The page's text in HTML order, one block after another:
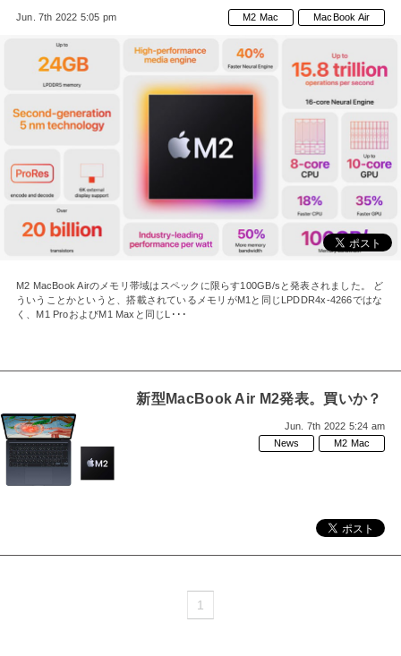
Jun. 7th 2022 5:05 pm M2 Mac MacBook Air
M2 MacBook Airのメモリ帯域はスペックに限らす100GB/sと発表されました。 ど
ういうことかというと、搭載されているメモリがM1と同じLPDDR4x-4266ではな
く、M1 ProおよびM1 Maxと同じL･･･
新型MacBook Air M2発表。買いか？
Jun. 7th 2022 5:24 am
News
M2 Mac
1